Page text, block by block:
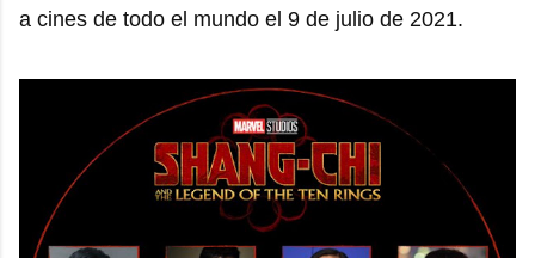
a cines de todo el mundo el 9 de julio de 2021.